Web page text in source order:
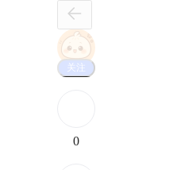
关注
0